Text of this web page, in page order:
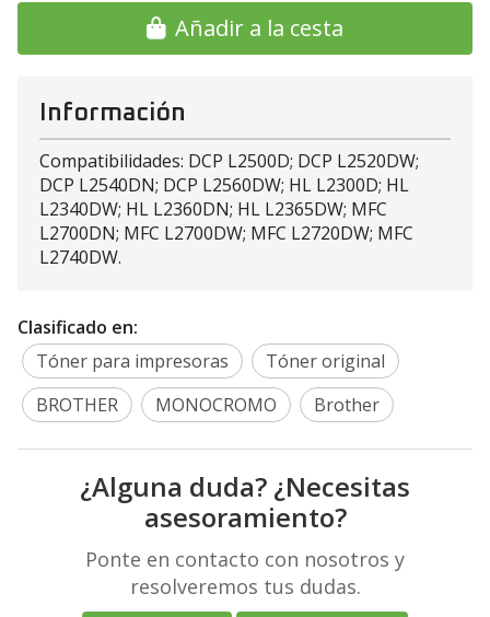
Añadir a la cesta
Información
Compatibilidades: DCP L2500D; DCP L2520DW;
DCP L2540DN; DCP L2560DW; HL L2300D; HL
L2340DW; HL L2360DN; HL L2365DW; MFC
L2700DN; MFC L2700DW; MFC L2720DW; MFC
L2740DW.
Clasificado en:
Tóner para impresoras
Tóner original
BROTHER
MONOCROMO Brother
¿Alguna duda? ¿Necesitas
asesoramiento?
Ponte en contacto con nosotros y
resolveremos tus dudas.